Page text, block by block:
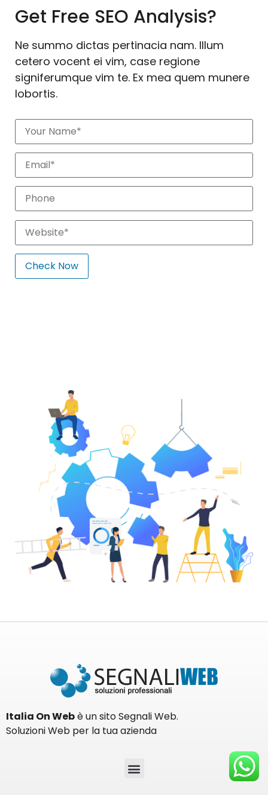
Get Free SEO Analysis?
Ne summo dictas pertinacia nam. Illum
cetero vocent ei vim, case regione
signiferumque vim te. Ex mea quem munere
lobortis.
Italia On Webè un sito Segnali Web.
Soluzioni Web per la tua azienda